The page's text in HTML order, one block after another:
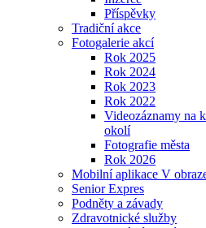
Příspěvky
Tradiční akce
Fotogalerie akcí
Rok 2025
Rok 2024
Rok 2023
Rok 2022
Videozáznamy na
okolí
Fotografie města
Rok 2026
Mobilní aplikace V
Senior Expres
Podněty a závady
Zdravotnické služby